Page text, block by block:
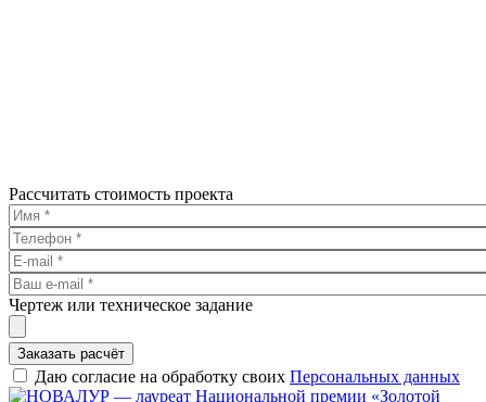
Рассчитать стоимость проекта
Чертеж или техническое задание
Заказать расчёт
Даю согласие на обработку своих Персональных данных